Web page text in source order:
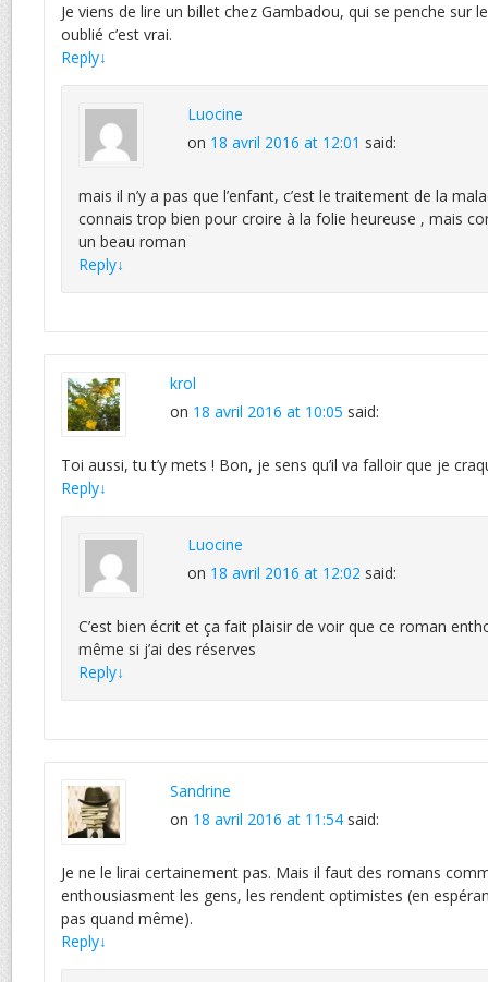
Je viens de lire un billet chez Gambadou, qui se penche sur
oublié c’est vrai.
Reply↓
Luocine
on 18 avril 2016 at 12:01 said:
mais il n’y a pas que l’enfant, c’est le traitement de la
connais trop bien pour croire à la folie heureuse , mais
un beau roman
Reply↓
krol
on 18 avril 2016 at 10:05 said:
Toi aussi, tu t’y mets ! Bon, je sens qu’il va falloir que je
Reply↓
Luocine
on 18 avril 2016 at 12:02 said:
C’est bien écrit et ça fait plaisir de voir que ce roman
même si j’ai des réserves
Reply↓
Sandrine
on 18 avril 2016 at 11:54 said:
Je ne le lirai certainement pas. Mais il faut des romans
enthousiasment les gens, les rendent optimistes (en
pas quand même).
Reply↓